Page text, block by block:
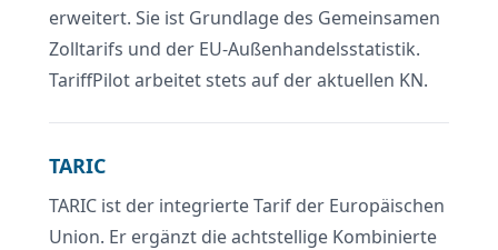
erweitert. Sie ist Grundlage des Gemeinsamen
Zolltarifs und der EU-Außenhandelsstatistik.
TariffPilot arbeitet stets auf der aktuellen KN.
TARIC
TARIC ist der integrierte Tarif der Europäischen
Union. Er ergänzt die achtstellige Kombinierte